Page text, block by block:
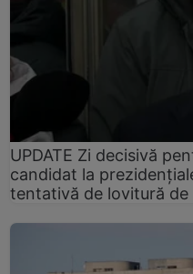
UPDATE Zi decisivă
candidat la
tentativă de lovitură de